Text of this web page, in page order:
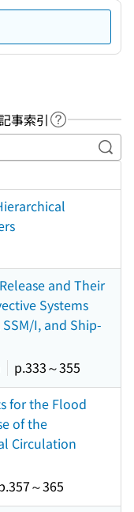
事索引 ヘルプペー
キ
and Their
Systems
I, and Ship-
p.333～355
for the Flood
of the
Circulation
～365